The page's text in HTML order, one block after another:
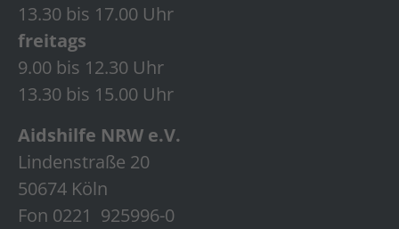
13.30 bis 17.00 Uhr
freitags
9.00 bis 12.30 Uhr
13.30 bis 15.00 Uhr
Aidshilfe NRW e.V.
Lindenstraße 20
50674 Köln
Fon 0221 925996-0